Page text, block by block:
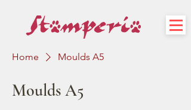
Home Moulds A5
Moulds A5